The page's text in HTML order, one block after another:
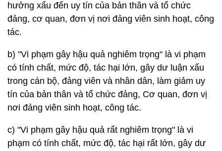
hưởng xấu đến uy tín của bản thân và tổ chức
đảng, cơ quan, đơn vị nơi đảng viên sinh hoạt, công
tác.
b) "Vi phạm gây hậu quả nghiêm trọng" là vi phạm
có tính chất, mức độ, tác hại lớn, gây dư luận xấu
trong cán bộ, đảng viên và nhân dân, làm giảm uy
tín của bản thân và tổ chức đảng, Cơ quan, đơn vị
nơi đảng viên sinh hoạt, công tác.
c) "Vi phạm gây hậu quả rất nghiêm trọng" là vi
phạm có tính chất, mức độ, tác hại rất lớn, gây dư